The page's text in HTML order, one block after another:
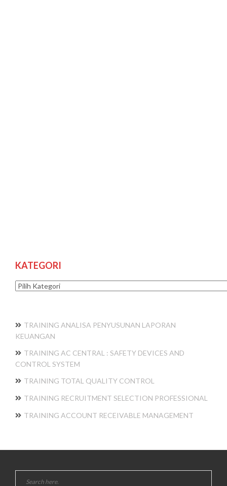
KATEGORI
Kategori
TRAINING ANALISA PENYUSUNAN LAPORAN
KEUANGAN
TRAINING AC CENTRAL : SAFETY DEVICES AND
CONTROL SYSTEM
TRAINING TOTAL QUALITY CONTROL
TRAINING RECRUITMENT SELECTION PROFESSIONAL
TRAINING ACCOUNT RECEIVABLE MANAGEMENT